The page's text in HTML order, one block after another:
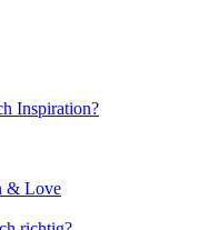
Inspiration?
& Love